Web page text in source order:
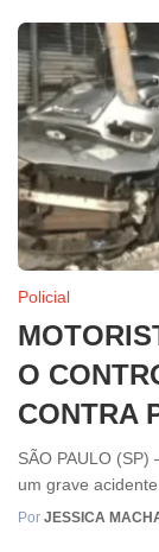
Policial
O
CONTRA
SÃO PAULO
um grave
Por JESSICA